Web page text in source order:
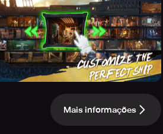
Mais informações